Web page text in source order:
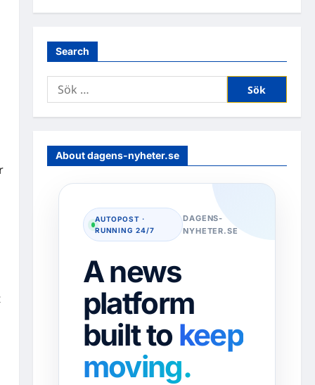
Search
Sök
efter:
About dagens-nyheter.se
AUTOPOST ·
RUNNING 24/7
DAGENS-
NYHETER.SE
A news
platform
built to keep
moving.